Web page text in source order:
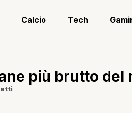
Calcio Tech
più brutto del